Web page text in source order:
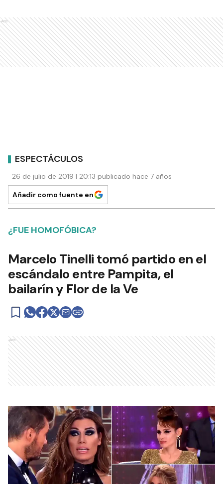
Ads
ESPECTÁCULOS
26 de julio de 2019 | 20:13 publicado hace 7 años
Añadir como fuente en
¿FUE HOMOFÓBICA?
Marcelo Tinelli tomó partido en el
escándalo entre Pampita, el
bailarín y Flor de la Ve
Ads